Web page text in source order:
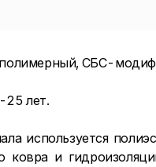
СБС-
25 лет.
используется
ковра и